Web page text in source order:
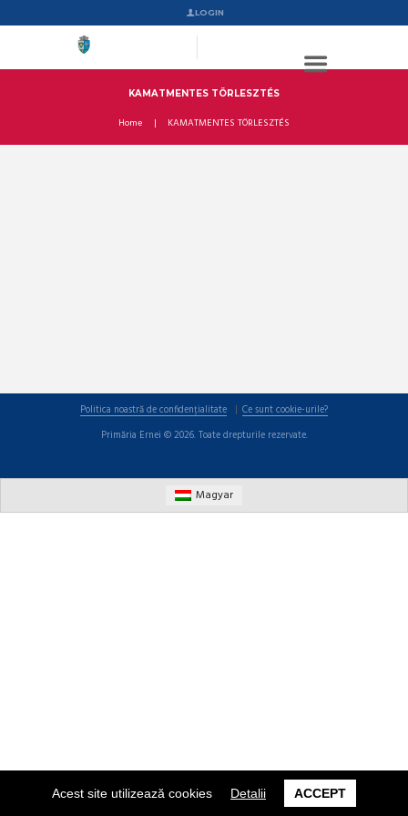
Acest site utilizează cookies Detalii ACCEPT
LOGIN
KAMATMENTES TÖRLESZTÉS
Home KAMATMENTES TÖRLESZTÉS
Politica noastră de confidențialitate
Ce sunt cookie-urile?
Primăria Ernei © 2026. Toate drepturile rezervate.
Magyar